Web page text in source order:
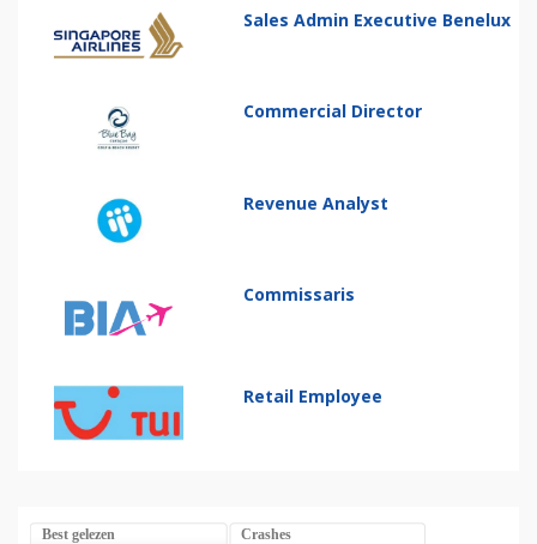
Sales Admin Executive Benelux
Commercial Director
Revenue Analyst
Commissaris
Retail Employee
Best gelezen Crashes